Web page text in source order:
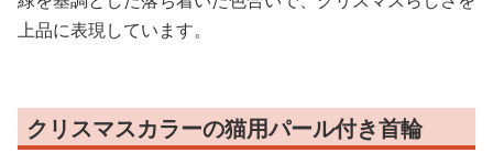
上品に表現しています。
クリスマスカラーの猫用パール付き首輪